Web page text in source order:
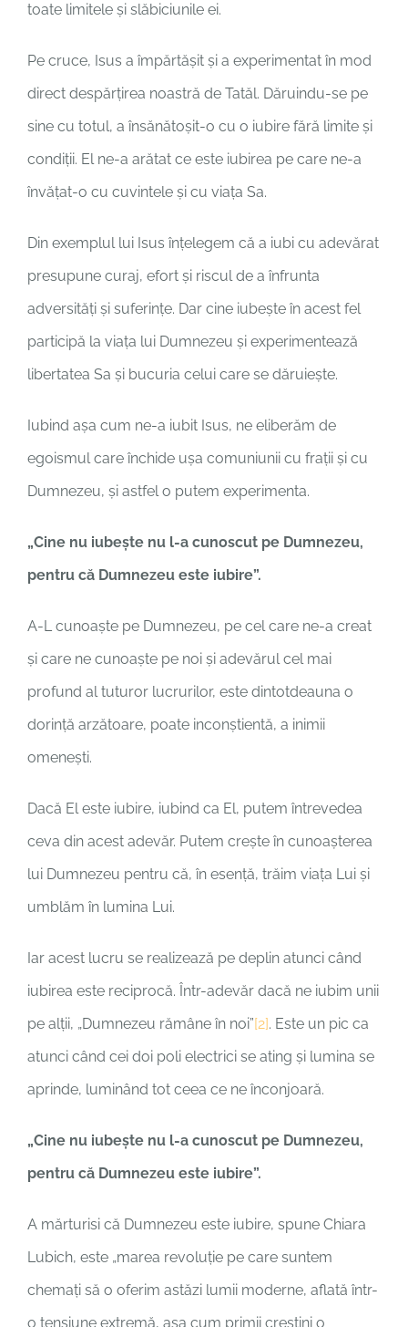
toate limitele și slăbiciunile ei.
Pe cruce, Isus a împărtășit și a experimentat în mod
direct despărțirea noastră de Tatăl. Dăruindu-se pe
sine cu totul, a însănătoșit-o cu o iubire fără limite și
condiții. El ne-a arătat ce este iubirea pe care ne-a
învățat-o cu cuvintele și cu viața Sa.
Din exemplul lui Isus înțelegem că a iubi cu adevărat
presupune curaj, efort și riscul de a înfrunta
adversități și suferințe. Dar cine iubește în acest fel
participă la viața lui Dumnezeu și experimentează
libertatea Sa și bucuria celui care se dăruiește.
Iubind așa cum ne-a iubit Isus, ne eliberăm de
egoismul care închide ușa comuniunii cu frații și cu
Dumnezeu, și astfel o putem experimenta.
„Cine nu iubeşte nu l-a cunoscut pe Dumnezeu,
pentru că Dumnezeu este iubire”.
A-L cunoaște pe Dumnezeu, pe cel care ne-a creat
și care ne cunoaște pe noi și adevărul cel mai
profund al tuturor lucrurilor, este dintotdeauna o
dorință arzătoare, poate inconștientă, a inimii
omenești.
Dacă El este iubire, iubind ca El, putem întrevedea
ceva din acest adevăr. Putem crește în cunoașterea
lui Dumnezeu pentru că, în esență, trăim viața Lui și
umblăm în lumina Lui.
Iar acest lucru se realizează pe deplin atunci când
iubirea este reciprocă. Într-adevăr dacă ne iubim unii
pe alții, „Dumnezeu rămâne în noi”[2]. Este un pic ca
atunci când cei doi poli electrici se ating și lumina se
aprinde, luminând tot ceea ce ne înconjoară.
„Cine nu iubeşte nu l-a cunoscut pe Dumnezeu,
pentru că Dumnezeu este iubire”.
A mărturisi că Dumnezeu este iubire, spune Chiara
Lubich, este „marea revoluție pe care suntem
chemați să o oferim astăzi lumii moderne, aflată într-
o tensiune extremă, așa cum primii creștini o